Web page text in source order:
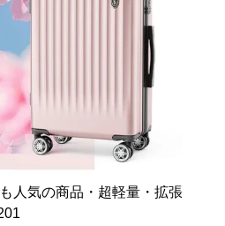
人気の商品・超軽量・拡張